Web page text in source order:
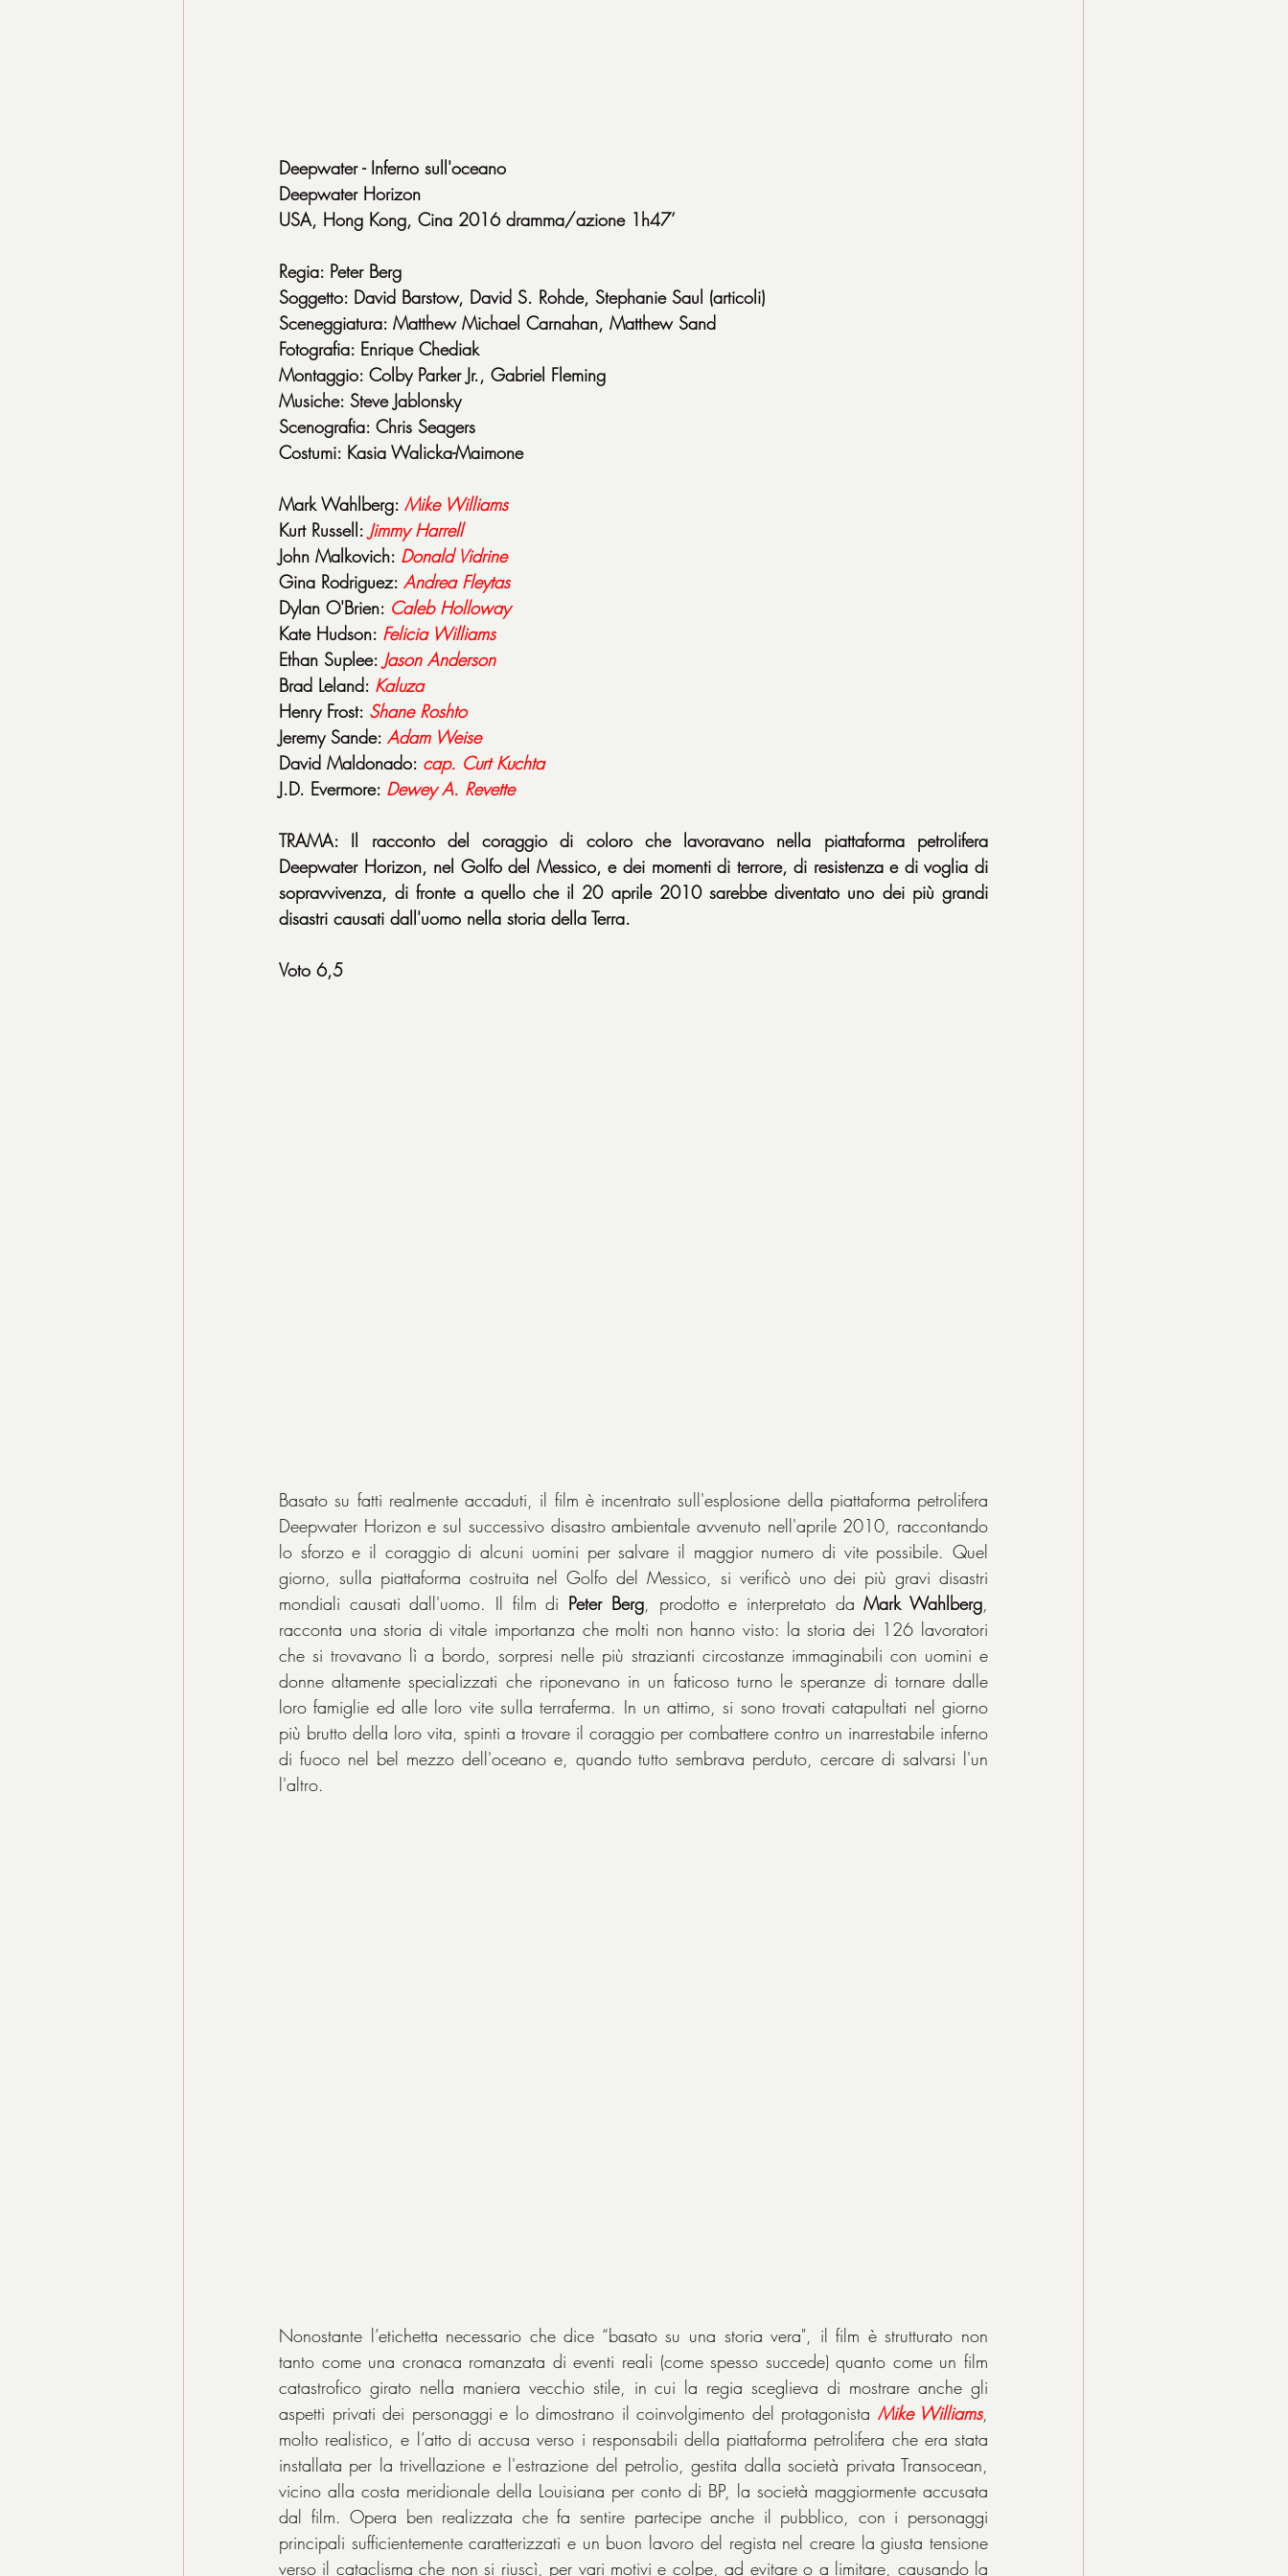
Deepwater - Inferno sull'oceano
Deepwater Horizon
USA, Hong Kong, Cina 2016 dramma/azione 1h47’
Regia: Peter Berg
Soggetto: David Barstow, David S. Rohde, Stephanie Saul (articoli)
Sceneggiatura: Matthew Michael Carnahan, Matthew Sand
Fotografia: Enrique Chediak
Montaggio: Colby Parker Jr., Gabriel Fleming
Musiche: Steve Jablonsky
Scenografia: Chris Seagers
Costumi: Kasia Walicka-Maimone
Mark Wahlberg: Mike Williams
Kurt Russell: Jimmy Harrell
John Malkovich: Donald Vidrine
Gina Rodriguez: Andrea Fleytas
Dylan O'Brien: Caleb Holloway
Kate Hudson: Felicia Williams
Ethan Suplee: Jason Anderson
Brad Leland: Kaluza
Henry Frost: Shane Roshto
Jeremy Sande: Adam Weise
David Maldonado: cap. Curt Kuchta
J.D. Evermore: Dewey A. Revette
TRAMA: Il racconto del coraggio di coloro che lavoravano nella piattaforma petrolifera
Deepwater Horizon, nel Golfo del Messico, e dei momenti di terrore, di resistenza e di voglia di
sopravvivenza, di fronte a quello che il 20 aprile 2010 sarebbe diventato uno dei più grandi
disastri causati dall'uomo nella storia della Terra.
Voto 6,5
Basato su fatti realmente accaduti, il film è incentrato sull'esplosione della piattaforma petrolifera
Deepwater Horizon e sul successivo disastro ambientale avvenuto nell'aprile 2010, raccontando
lo sforzo e il coraggio di alcuni uomini per salvare il maggior numero di vite possibile. Quel
giorno, sulla piattaforma costruita nel Golfo del Messico, si verificò uno dei più gravi disastri
mondiali causati dall'uomo. Il film di Peter Berg, prodotto e interpretato da Mark Wahlberg,
racconta una storia di vitale importanza che molti non hanno visto: la storia dei 126 lavoratori
che si trovavano lì a bordo, sorpresi nelle più strazianti circostanze immaginabili con uomini e
donne altamente specializzati che riponevano in un faticoso turno le speranze di tornare dalle
loro famiglie ed alle loro vite sulla terraferma. In un attimo, si sono trovati catapultati nel giorno
più brutto della loro vita, spinti a trovare il coraggio per combattere contro un inarrestabile inferno
di fuoco nel bel mezzo dell'oceano e, quando tutto sembrava perduto, cercare di salvarsi l'un
l'altro.
Nonostante l’etichetta necessario che dice “basato su una storia vera", il film è strutturato non
tanto come una cronaca romanzata di eventi reali (come spesso succede) quanto come un film
catastrofico girato nella maniera vecchio stile, in cui la regia sceglieva di mostrare anche gli
aspetti privati dei personaggi e lo dimostrano il coinvolgimento del protagonista Mike Williams,
molto realistico, e l’atto di accusa verso i responsabili della piattaforma petrolifera che era stata
installata per la trivellazione e l'estrazione del petrolio, gestita dalla società privata Transocean,
vicino alla costa meridionale della Louisiana per conto di BP, la società maggiormente accusata
dal film. Opera ben realizzata che fa sentire partecipe anche il pubblico, con i personaggi
principali sufficientemente caratterizzati e un buon lavoro del regista nel creare la giusta tensione
verso il cataclisma che non si riuscì, per vari motivi e colpe, ad evitare o a limitare, causando la